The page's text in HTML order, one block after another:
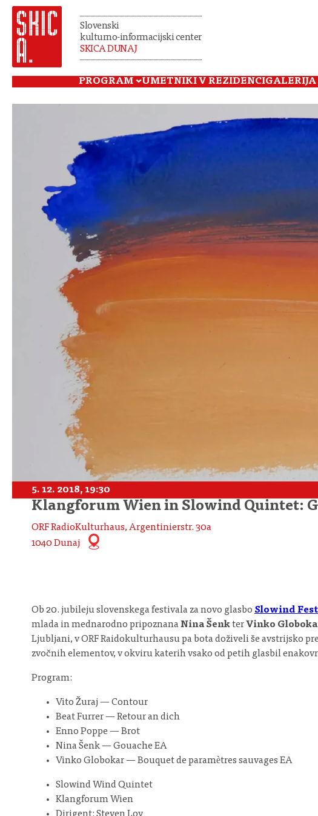
Slovenski
kulturno-informacijski center
SKICA DUNAJ
PROGRAM UMETNIKI V REZIDENCI
5. 12. 2018, 19:30
Klangforum Wien in Slowind Quintet:
ORF RadioKulturhaus, Argentinierstr. 30a
1040 Dunaj
Ob 20. jubileju slovenskega festivala za novo glasbo Slowind
mlada in mednarodno pripoznanaNina ŠenkterVinko
Ljubljani, v ORF Raidokulturhausu pa bota doživeli še avstrijsko
zvočnih elementov, v okviru katerih vsako od petih glasbil
Program:
Vito Žuraj — Contour
Beat Furrer — Retour an dich
Enno Poppe — Brot
Nina Šenk — Gouache EA
Vinko Globokar — Bouquet de paramètres sauvages EA
Slowind Wind Quintet
Klangforum Wien